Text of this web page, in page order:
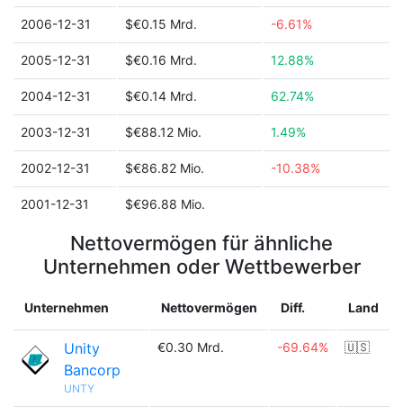
2006-12-31 $€0.15 Mrd. -6.61%
2005-12-31 $€0.16 Mrd. 12.88%
2004-12-31 $€0.14 Mrd. 62.74%
2003-12-31 $€88.12 Mio. 1.49%
2002-12-31 $€86.82 Mio. -10.38%
2001-12-31 $€96.88 Mio.
Nettovermögen für ähnliche
Unternehmen oder Wettbewerber
Unternehmen Nettovermögen Diff. Land
Unity
Bancorp
UNTY
€0.30 Mrd. -69.64% 🇺🇸